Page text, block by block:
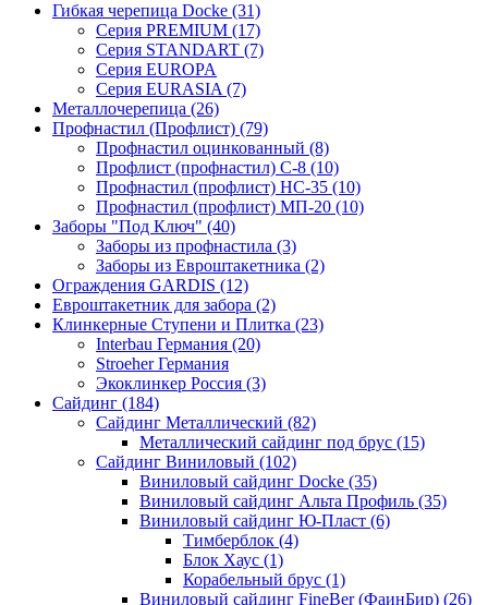
Гибкая черепица Docke (31)
Серия PREMIUM (17)
Серия STANDART (7)
Серия EUROPA
Серия EURASIA (7)
Металлочерепица (26)
Профнастил (Профлист) (79)
Профнастил оцинкованный (8)
Профлист (профнастил) С-8 (10)
Профнастил (профлист) НС-35 (10)
Профнастил (профлист) МП-20 (10)
Заборы "Под Ключ" (40)
Заборы из профнастила (3)
Заборы из Евроштакетника (2)
Ограждения GARDIS (12)
Евроштакетник для забора (2)
Клинкерные Ступени и Плитка (23)
Interbau Германия (20)
Stroeher Германия
Экоклинкер Россия (3)
Сайдинг (184)
Сайдинг Металлический (82)
Металлический сайдинг под брус (15)
Сайдинг Виниловый (102)
Виниловый сайдинг Docke (35)
Виниловый сайдинг Альта Профиль (35)
Виниловый сайдинг Ю-Пласт (6)
Тимберблок (4)
Блок Хаус (1)
Корабельный брус (1)
Виниловый сайдинг FineBer (ФаинБир) (26)